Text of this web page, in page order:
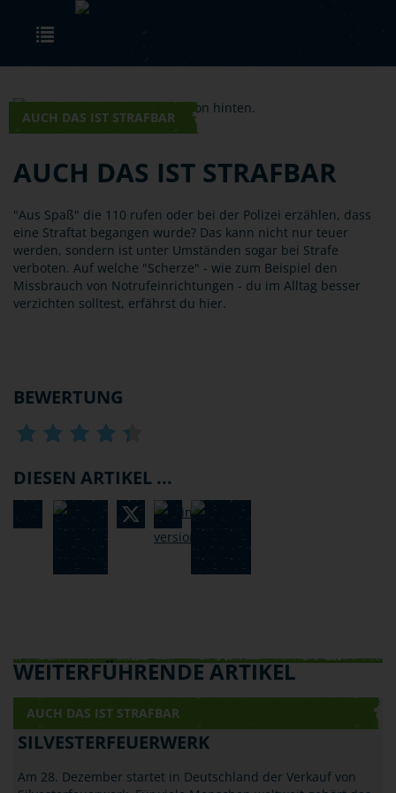
Skip to main content
AUCH DAS IST STRAFBAR
AUCH DAS IST STRAFBAR
"Aus Spaß" die 110 rufen oder bei der Polizei erzählen, dass
eine Straftat begangen wurde? Das kann nicht nur teuer
werden, sondern ist unter Umständen sogar bei Strafe
verboten. Auf welche "Scherze" - wie zum Beispiel den
Missbrauch von Notrufeinrichtungen - du im Alltag besser
verzichten solltest, erfährst du hier.
BEWERTUNG
DIESEN ARTIKEL ...
WEITERFÜHRENDE ARTIKEL
AUCH DAS IST STRAFBAR
SILVESTERFEUERWERK
Am 28. Dezember startet in Deutschland der Verkauf von